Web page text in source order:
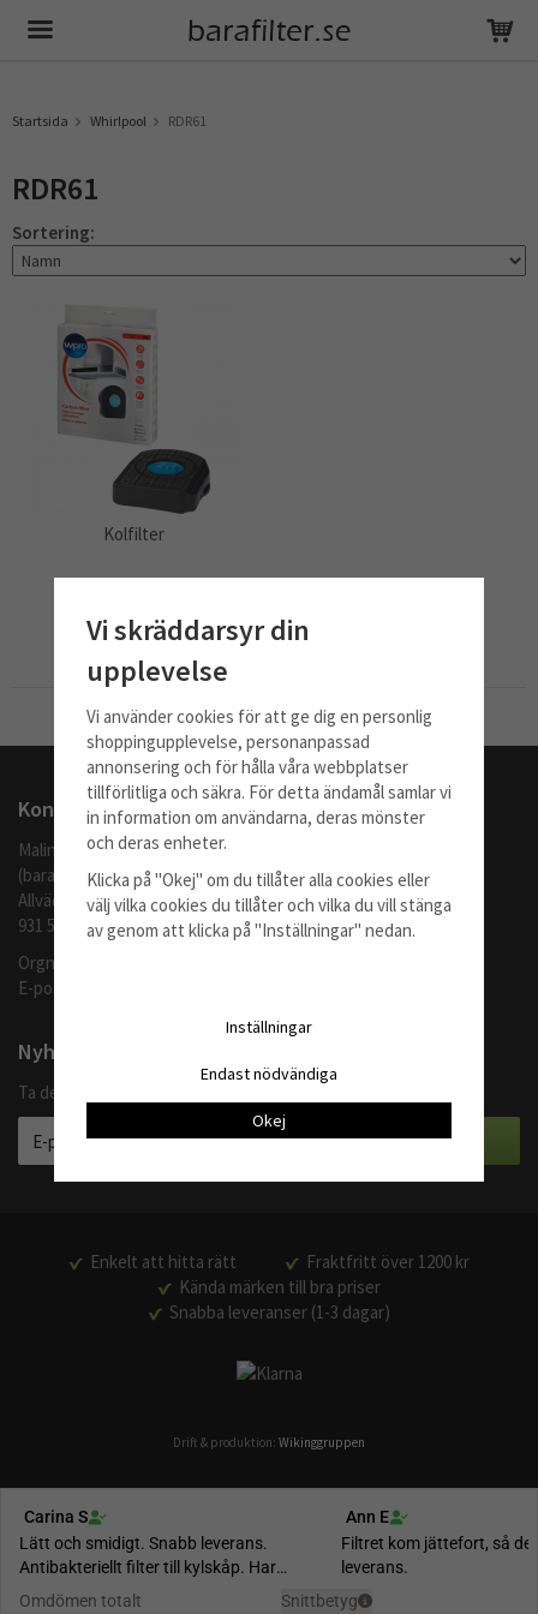
Startsida Whirlpool RDR61
RDR61
Sortering:
Kolfilter
Info Köp
Till Kassan
Kontakta oss
Malingo AB
(barafilter.se)
Allvädersgränd 35
931 52 SKELLEFTEÅ
Orgnr: 559062-1370
E-post:
Nyhetsbrev
Ta del av våra bästa erbjudanden och produktnyheter
Enkelt att hitta rätt
Fraktfritt över 1200 kr
Kända märken till bra priser
Snabba leveranser (1-3 dagar)
Drift & produktion: Wikinggruppen
Vi skräddarsyr din
upplevelse
Vi använder cookies för att ge dig en personlig
shoppingupplevelse, personanpassad
annonsering och för hålla våra webbplatser
tillförlitliga och säkra. För detta ändamål samlar vi
in information om användarna, deras mönster
och deras enheter.
Klicka på "Okej" om du tillåter alla cookies eller
välj vilka cookies du tillåter och vilka du vill stänga
av genom att klicka på "Inställningar" nedan.
Inställningar
Endast nödvändiga
Okej